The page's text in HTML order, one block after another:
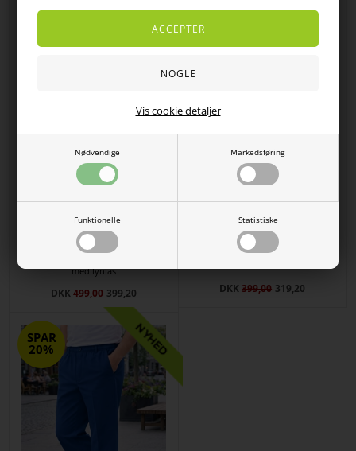
Nødvendige Markedsføring
Funktionelle Statistiske
Vis cookie detaljer
SPAR
Carabou Jens grå herrebukser
med lynlås
DKK499,00 399,20
SPAR
20%
Polo shirt til mænd i mørk blå
DKK399,00 319,20
SPAR
20%